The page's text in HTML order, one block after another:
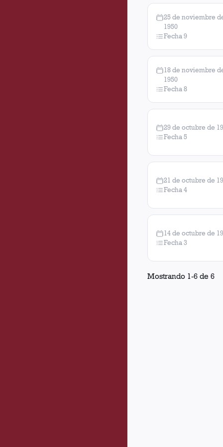
25 de noviembre
1950
Fecha 9
18 de noviembre
1950
Fecha 8
29 de octubre de
Fecha 5
21 de octubre de
Fecha 4
14 de octubre de
Fecha 3
Mostrando 1-6 de 6